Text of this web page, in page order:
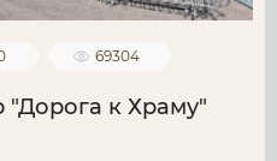
69304
"Дорога к Храму"